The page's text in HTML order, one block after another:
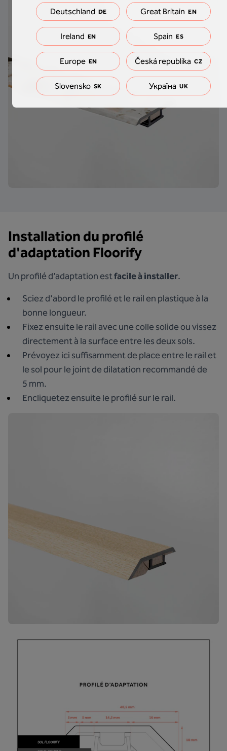
Installation du profilé
d'adaptation Floorify
Un profilé d’adaptation estfacile à installer.
Sciez d'abord le profilé et le rail en plastique à la
bonne longueur.
Fixez ensuite le rail avec une colle solide ou vissez
directement à la surface entre les deux sols.
Prévoyez ici suffisamment de place entre le rail et
le sol pour le joint de dilatation recommandé de
5 mm.
Encliquetez ensuite le profilé sur le rail.
Deutschland DE Great Britain EN
Ireland EN Spain ES
Europe EN Česká republika CZ
Slovensko SK Україна UK